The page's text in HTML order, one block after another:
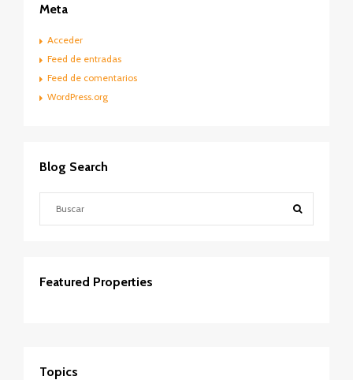
Meta
Acceder
Feed de entradas
Feed de comentarios
WordPress.org
Blog Search
Featured Properties
Topics